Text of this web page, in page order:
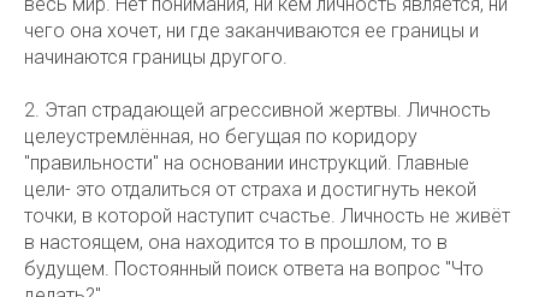
чего она хочет, ни где заканчиваются ее границы и
начинаются границы другого.
2. Этап страдающей агрессивной жертвы. Личность
целеустремлённая, но бегущая по коридору
"правильности" на основании инструкций. Главные
цели- это отдалиться от страха и достигнуть некой
точки, в которой наступит счастье. Личность не живёт
в настоящем, она находится то в прошлом, то в
будущем. Постоянный поиск ответа на вопрос "Что